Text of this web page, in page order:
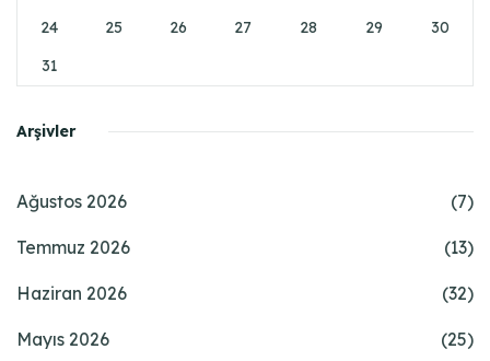
24
25 26 27 28 29
30
31
Arşivler
Ağustos 2026 (7)
Temmuz 2026 (13)
Haziran 2026 (32)
Mayıs 2026 (25)